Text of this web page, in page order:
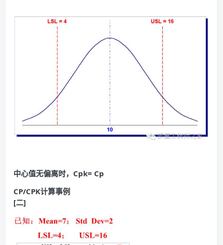
中心值无偏离时，Cpk= Cp
CP/CPK计算事例
[二]